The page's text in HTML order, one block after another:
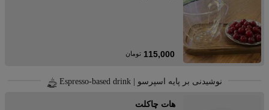
115,000 تومان
نوشیدنی بر پایه اسپرسو | Espresso-based drink
هات چاکلت